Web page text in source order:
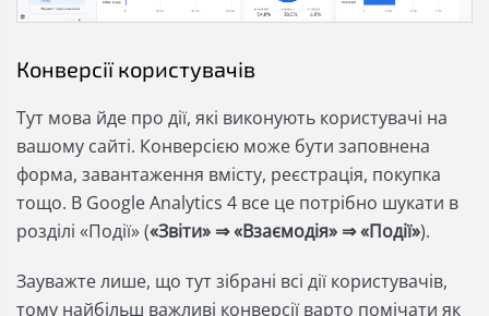
Конверсії користувачів
Тут мова йде про дії, які виконують користувачі на
вашому сайті. Конверсією може бути заповнена
форма, завантаження вмісту, реєстрація, покупка
тощо. В Google Analytics 4 все це потрібно шукати в
розділі «Події» («Звіти» ⇒ «Взаємодія» ⇒ «Події»).
Зауважте лише, що тут зібрані всі дії користувачів,
тому найбільш важливі конверсії варто помічати як